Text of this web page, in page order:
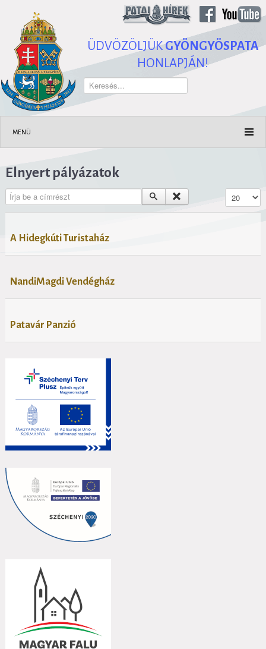
ÜDVÖZÖLJÜKGYÖNGYÖSPATA
HONLAPJÁN!
Keresés...
MENÜ
Elnyert pályázatok
Írja be a címrészt
A Hidegkúti Turistaház
NandiMagdi Vendégház
Patavár Panzió